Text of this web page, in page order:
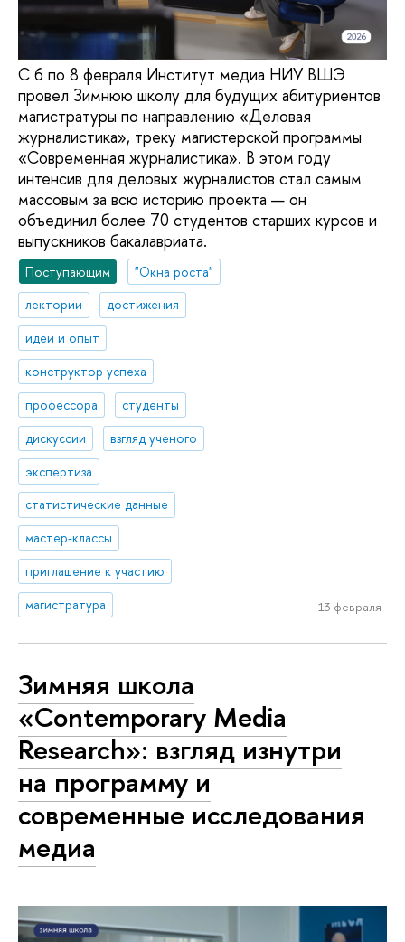
С 6 по 8 февраля Институт медиа НИУ ВШЭ
провел Зимнюю школу для будущих абитуриентов
магистратуры по направлению «Деловая
журналистика», треку магистерской программы
«Современная журналистика». В этом году
интенсив для деловых журналистов стал самым
массовым за всю историю проекта — он
объединил более 70 студентов старших курсов и
выпускников бакалавриата.
Поступающим
"Окна роста"
лектории
достижения
идеи и опыт
конструктор успеха
профессора
студенты
дискуссии
взгляд ученого
экспертиза
статистические данные
мастер-классы
приглашение к участию
магистратура
13 февраля
Зимняя школа
«Contemporary Media
Research»: взгляд изнутри
на программу и
современные исследования
медиа